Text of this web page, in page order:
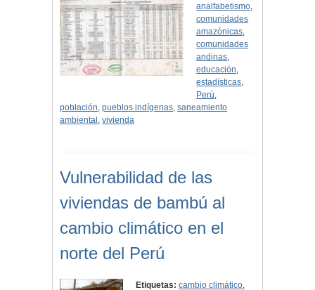
analfabetismo,
comunidades
amazónicas,
comunidades
andinas,
educación,
estadísticas,
Perú,
población, pueblos indígenas, saneamiento
ambiental , vivienda
Vulnerabilidad de las
viviendas de bambú al
cambio climático en el
norte del Perú
Etiquetas: cambio climático,